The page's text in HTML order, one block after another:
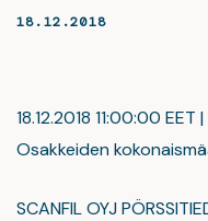
18.12.2018
18.12.2018 11:00:00 EET
Osakkeiden
SCANFIL OYJ